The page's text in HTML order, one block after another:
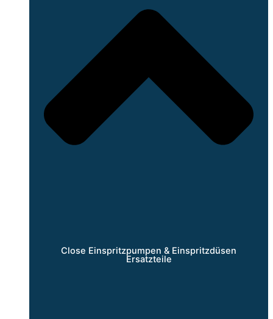
Close Einspritzpumpen & Einspritzdüsen
Ersatzteile